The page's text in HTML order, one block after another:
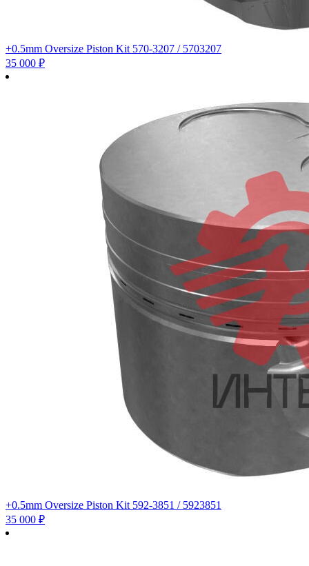
+0.5mm Oversize Piston Kit 570-3207 / 5703207
35 000 ₽
+0.5mm Oversize Piston Kit 592-3851 / 5923851
35 000 ₽